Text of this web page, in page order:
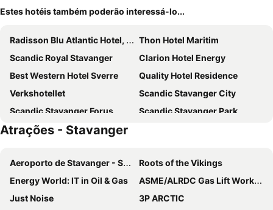
Estes hotéis também poderão interessá-lo...
Radisson Blu Atlantic Hotel, Stavanger
Thon Hotel Maritim
Scandic Royal Stavanger
Clarion Hotel Energy
Best Western Hotel Sverre
Quality Hotel Residence
Verkshotellet
Scandic Stavanger City
Scandic Stavanger Forus
Scandic Stavanger Park
Sola Strand Hotel
Clarion Hotel Stavanger
Thon Hotel Stavanger
Thon Hotel Stavanger Forum
Ydalir Hotel
The Villa Self Check-In Boutique Hotel
Bjørvika Apartments - Sirkus Renaa
Atrações - Stavanger
Aeroporto de Stavanger - Sola
Roots of the Vikings
Energy World: IT in Oil & Gas
ASME/ALRDC Gas Lift Workshop
Just Noise
3P ARCTIC